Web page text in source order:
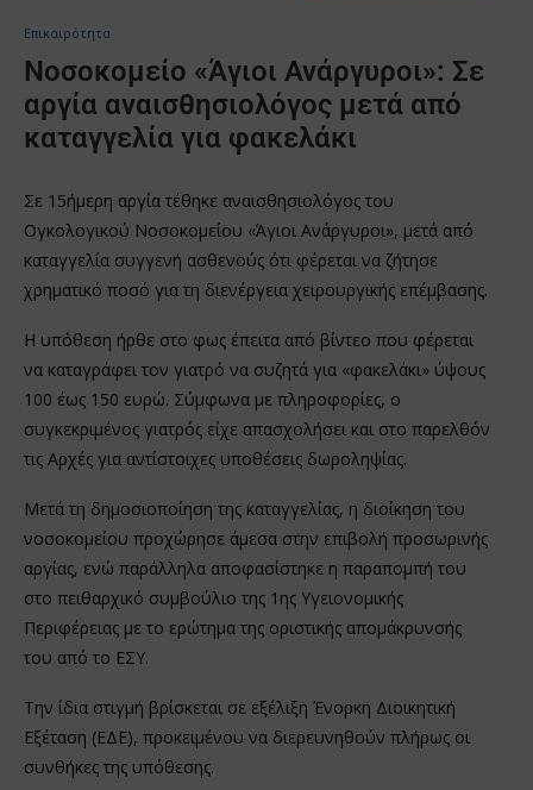
Επικαιρότητα
Νοσοκομείο «Άγιοι Ανάργυροι»: Σε
αργία αναισθησιολόγος μετά από
καταγγελία για φακελάκι
Σε 15ήμερη αργία τέθηκε αναισθησιολόγος του
Ογκολογικού Νοσοκομείου «Άγιοι Ανάργυροι», μετά από
καταγγελία συγγενή ασθενούς ότι φέρεται να ζήτησε
χρηματικό ποσό για τη διενέργεια χειρουργικής επέμβασης.
Η υπόθεση ήρθε στο φως έπειτα από βίντεο που φέρεται
να καταγράφει τον γιατρό να συζητά για «φακελάκι» ύψους
100 έως 150 ευρώ. Σύμφωνα με πληροφορίες, ο
συγκεκριμένος γιατρός είχε απασχολήσει και στο παρελθόν
τις Αρχές για αντίστοιχες υποθέσεις δωροληψίας.
Μετά τη δημοσιοποίηση της καταγγελίας, η διοίκηση του
νοσοκομείου προχώρησε άμεσα στην επιβολή προσωρινής
αργίας, ενώ παράλληλα αποφασίστηκε η παραπομπή του
στο πειθαρχικό συμβούλιο της 1ης Υγειονομικής
Περιφέρειας με το ερώτημα της οριστικής απομάκρυνσής
του από το ΕΣΥ.
Την ίδια στιγμή βρίσκεται σε εξέλιξη Ένορκη Διοικητική
Εξέταση (ΕΔΕ), προκειμένου να διερευνηθούν πλήρως οι
συνθήκες της υπόθεσης.